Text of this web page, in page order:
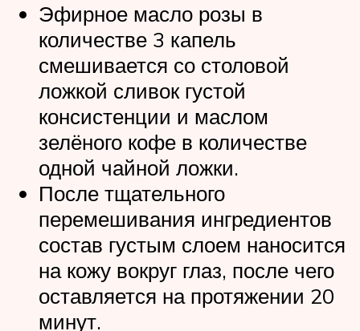
Эфирное масло розы в
количестве 3 капель
смешивается со столовой
ложкой сливок густой
консистенции и маслом
зелёного кофе в количестве
одной чайной ложки.
После тщательного
перемешивания ингредиентов
состав густым слоем наносится
на кожу вокруг глаз, после чего
оставляется на протяжении 20
минут.